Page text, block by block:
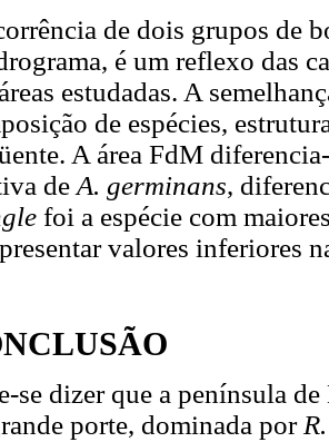
de dois grupos de
é um reflexo das
estudadas. A
de espécies,
A área FdM
de A. germinans,
foi a espécie com
valores inferiores
se dizer que a península
porte, dominada por